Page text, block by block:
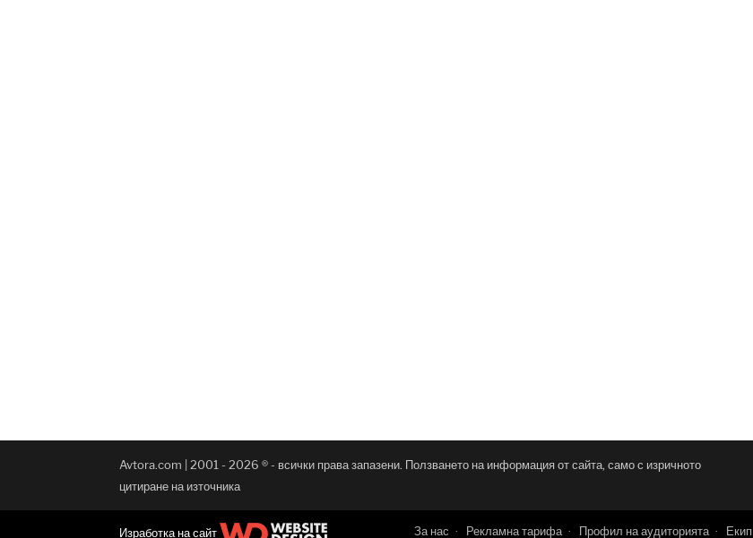
Avtora.com | 2001 - 2026 ® - всички права запазени. Ползването на информация от сайта, само с изричното
цитиране на източника
Изработка на сайт За нас Рекламна тарифа Профил на аудиторията Екип